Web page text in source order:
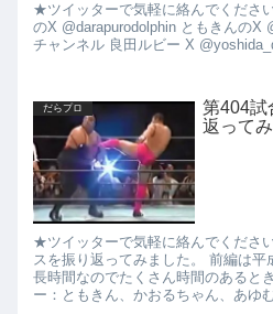
★ツイッターで気軽に絡んでくださ
のX @darapurodolphin ともきんのX
チャンネル 良田ルビー X
だらプロ
第404試
返ってみ
★ツイッターで気軽に絡んでくださ
スを振り返ってみました。 前編は平
長時間なのでたくさん時間のあると
ー：ともきん、かおるちゃん、あゆ